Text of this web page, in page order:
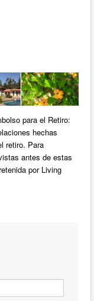
para el Retiro:
hechas
retiro. Para
antes de estas
por Living